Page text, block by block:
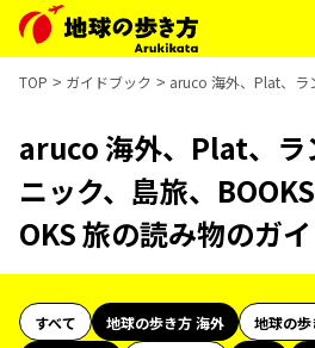
TOP ガイドブック aruco 海外、Plat、ラ
aruco 海外、Plat、ラ
ニック、島旅、
OKS 旅の読み物のガ
すべて 地球の歩き方 海外
地球の歩